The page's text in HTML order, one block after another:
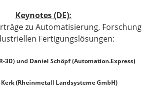
Keynotes (DE):
zu Automatisierung, Forschung
Fertigungslösungen:
3D) und Daniel Schöpf (Automation.Express)
Kerk (Rheinmetall Landsysteme GmbH)